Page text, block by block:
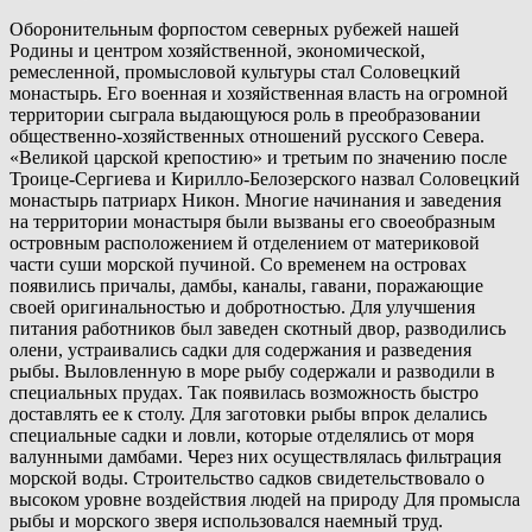
Оборонительным форпостом северных рубежей нашей
Родины и центром хозяйственной, экономической,
ремесленной, промысловой культуры стал Соловецкий
монастырь. Его военная и хозяйственная власть на огромной
территории сыграла выдающуюся роль в преобразовании
общественно-хозяйственных отношений русского Севера.
«Великой царской крепостию» и третьим по значению после
Троице-Сергиева и Кирилло-Белозерского назвал Соловецкий
монастырь патриарх Никон. Многие начинания и заведения
на территории монастыря были вызваны его своеобразным
островным расположением й отделением от материковой
части суши морской пучиной. Со временем на островах
появились причалы, дамбы, каналы, гавани, поражающие
своей оригинальностью и добротностью. Для улучшения
питания работников был заведен скотный двор, разводились
олени, устраивались садки для содержания и разведения
рыбы. Выловленную в море рыбу содержали и разводили в
специальных прудах. Так появилась возможность быстро
доставлять ее к столу. Для заготовки рыбы впрок делались
специальные садки и ловли, которые отделялись от моря
валунными дамбами. Через них осуществлялась фильтрация
морской воды. Строительство садков свидетельствовало о
высоком уровне воздействия людей на природу Для промысла
рыбы и морского зверя использовался наемный труд.